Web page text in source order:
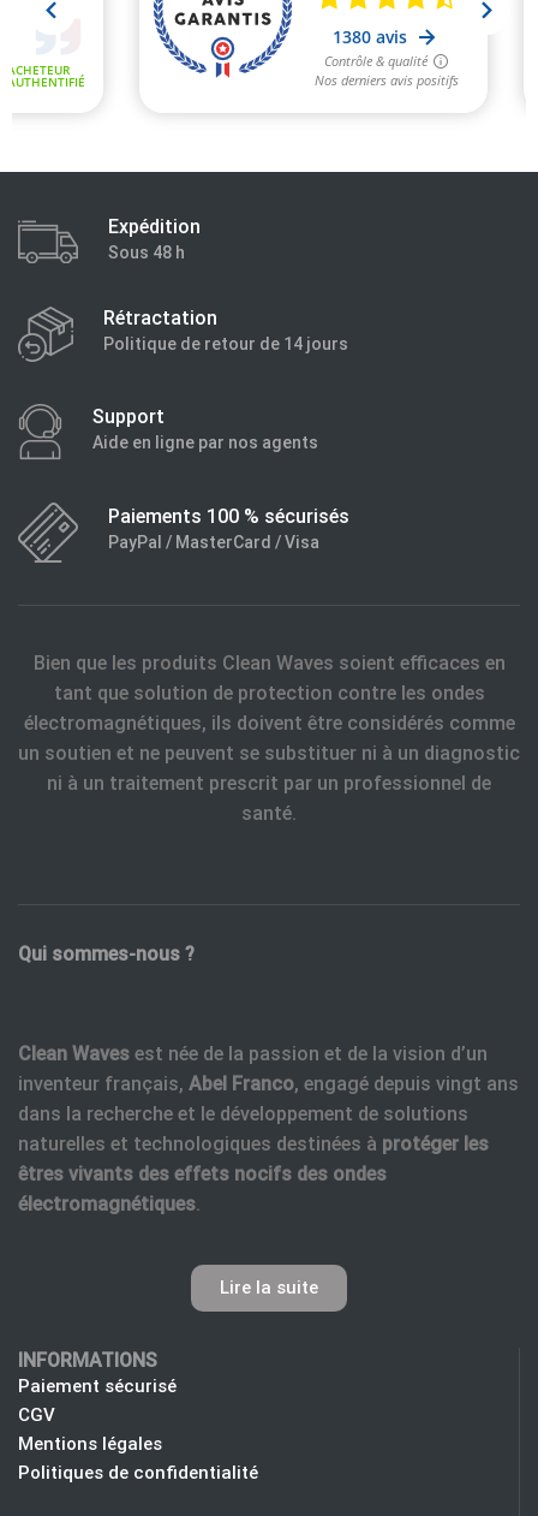
Expédition
Sous 48 h
Rétractation
Politique de retour de 14 jours
Support
Aide en ligne par nos agents
Paiements 100 % sécurisés
PayPal / MasterCard / Visa
Bien que les produits Clean Waves soient efficaces en
tant que solution de protection contre les ondes
électromagnétiques, ils doivent être considérés comme
un soutien et ne peuvent se substituer ni à un diagnostic
ni à un traitement prescrit par un professionnel de
santé.
Qui sommes-nous ?
Clean Waves est née de la passion et de la vision d’un
inventeur français, Abel Franco, engagé depuis vingt ans
dans la recherche et le développement de solutions
naturelles et technologiques destinées à protéger les
êtres vivants des effets nocifs des ondes
électromagnétiques.
Lire la suite
INFORMATIONS
Paiement sécurisé
CGV
Mentions légales
Politiques de confidentialité